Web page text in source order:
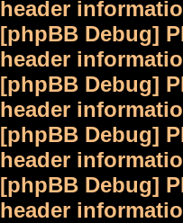
header
[phpBB Debug]
header
[phpBB Debug]
header
[phpBB Debug]
header
[phpBB Debug]
header